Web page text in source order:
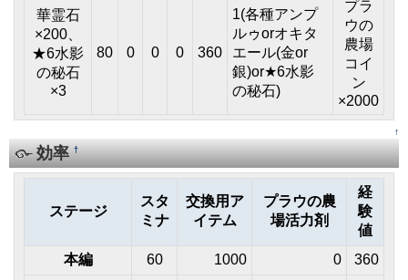
華霊石
×200、
★6水影
の秘石
×3
80 0 0 0 360
1(各種アンプ
ルゥorオキタ
エール(金or
銀)or★6水影
の秘石)
プラ
ウの
農場
コイ
ン
×2000
↑
効率†
ステージ
スタ
ミナ
交換用ア
イテム
プラウの農
場活力剤
経
験
値
本編
60 1000 0
360